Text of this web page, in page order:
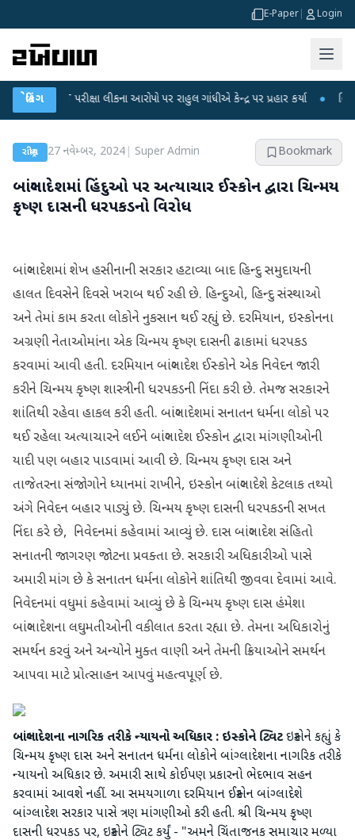
E-Paper Login
બ્રેકિંગ
NET પરીક્ષા લીકના આરોપો પર રાહુલ ગાંધીએ કેન્દ્ર પર પ્રહાર કર્યા ● હિંમતનગરમાં
રાષ્ટ્રીય 27 નવેમ્બર, 2024| Super Admin Bookmark
બાંગ્લાદેશમાં હિંદુઓ પર અત્યાચાર ઈસ્કોન દ્વારા ચિન્મય
કૃષ્ણ દાસની ધરપકડનો વિરોધ
બાંગ્લાદેશમાં શેખ હસીનાની સરકાર હટાવ્યા બાદ હિન્દુ સમુદાયની
હાલત દિવસેને દિવસે ખરાબ થઈ રહી છે. હિન્દુઓ, હિન્દુ સંસ્થાઓ
અને તેમાં કામ કરતા લોકોને નુકસાન થઈ રહ્યું છે. દરમિયાન, ઇસ્કોનના
અગ્રણી નેતાઓમાંના એક ચિન્મય કૃષ્ણ દાસની ઢાકામાં ધરપકડ
કરવામાં આવી હતી. દરમિયાન બાંગ્લાદેશ ઈસ્કોને એક નિવેદન જારી
કરીને ચિન્મય કૃષ્ણ શાસ્ત્રીની ધરપકડની નિંદા કરી છે. તેમજ સરકારને
શાંતિથી રહેવા હાકલ કરી હતી. બાંગ્લાદેશમાં સનાતન ધર્મના લોકો પર
થઈ રહેલા અત્યાચારને લઈને બાંગ્લાદેશ ઈસ્કોન દ્વારા માંગણીઓની
યાદી પણ બહાર પાડવામાં આવી છે. ચિન્મય કૃષ્ણ દાસ અને
તાજેતરના સંજોગોને ધ્યાનમાં રાખીને, ઇસ્કોન બાંગ્લાદેશે કેટલાક તથ્યો
અંગે નિવેદન બહાર પાડ્યું છે. ચિન્મય કૃષ્ણ દાસની ધરપકડની સખત
નિંદા કરે છે, નિવેદનમાં કહેવામાં આવ્યું છે. દાસ બાંગ્લાદેશ સંહિતો
સનાતની જાગરણ જોટના પ્રવક્તા છે. સરકારી અધિકારીઓ પાસે
અમારી માંગ છે કે સનાતન ધર્મના લોકોને શાંતિથી જીવવા દેવામાં આવે.
નિવેદનમાં વધુમાં કહેવામાં આવ્યું છે કે ચિન્મય કૃષ્ણ દાસ હંમેશા
બાંગ્લાદેશના લઘુમતીઓની વકીલાત કરતા રહ્યા છે. તેમના અધિકારોનું
સમર્થન કરવું અને અન્યોને મુક્ત વાણી અને તેમની ક્રિયાઓને સમર્થન
આપવા માટે પ્રોત્સાહન આપવું મહત્વપૂર્ણ છે.
બાંગ્લાદેશના નાગરિક તરીકે ન્યાયનો અધિકાર : ઇસ્કોને ટ્વિટઇસ્કોને કહ્યું કે
ચિન્મય કૃષ્ણ દાસ અને સનાતન ધર્મના લોકોને બાંગ્લાદેશના નાગરિક તરીકે
ન્યાયનો અધિકાર છે. અમારી સાથે કોઈપણ પ્રકારનો ભેદભાવ સહન
કરવામાં આવશે નહીં. આ સમયગાળા દરમિયાન ઈસ્કોન બાંગ્લાદેશે
બાંગ્લાદેશ સરકાર પાસે ત્રણ માંગણીઓ કરી હતી. શ્રી ચિન્મય કૃષ્ણ
દાસની ધરપકડ પર, ઇસ્કોને ટ્વિટ કર્યું - "અમને ચિંતાજનક સમાચાર મળ્યા